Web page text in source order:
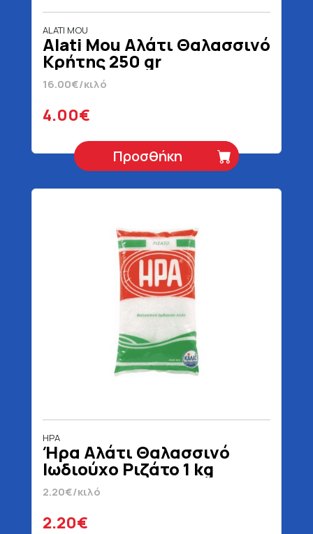
ALATI MOU
Alati Mou Αλάτι Θαλασσινό
Κρήτης 250 gr
16.00€/κιλό
4.00€
Προσθήκη
ΗΡΑ
Ήρα Αλάτι Θαλασσινό
Ιωδιούχο Ριζάτο 1 kg
2.20€/κιλό
2.20€